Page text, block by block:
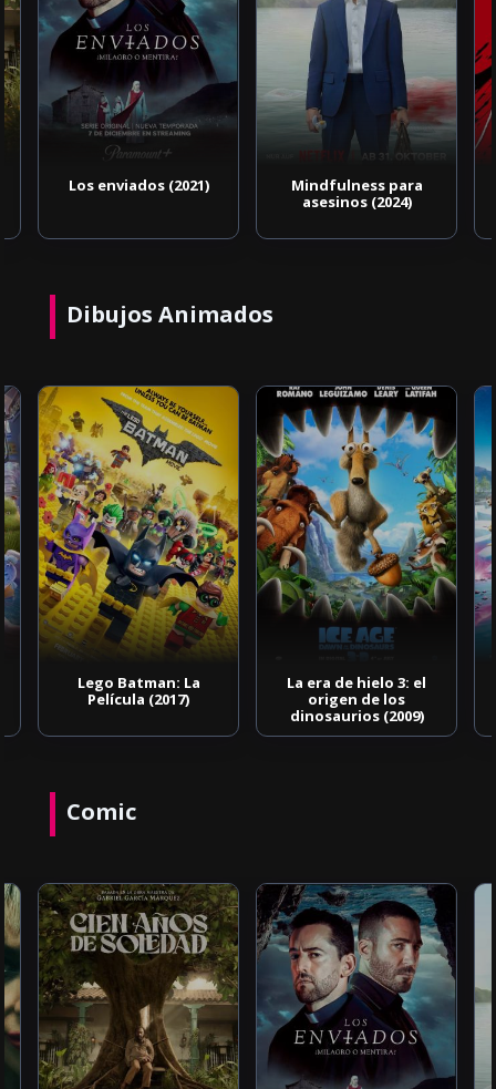
Los enviados (2021)
Mindfulness para
asesinos (2024)
Dibujos Animados
Lego Batman: La
Película (2017)
La era de hielo 3: el
origen de los
dinosaurios (2009)
Comic